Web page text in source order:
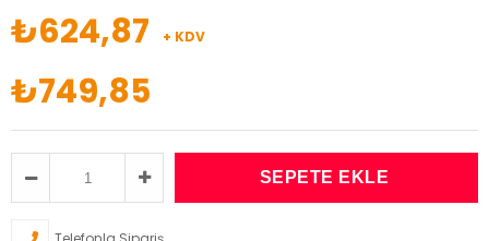
₺624,87 + KDV
₺749,85